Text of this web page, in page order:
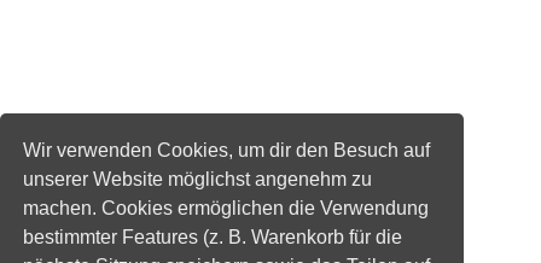
Wir verwenden Cookies, um dir den Besuch auf
unserer Website möglichst angenehm zu
machen. Cookies ermöglichen die Verwendung
bestimmter Features (z. B. Warenkorb für die